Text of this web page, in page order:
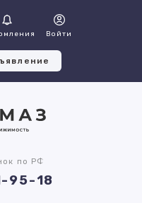
Войти
по РФ
95-18